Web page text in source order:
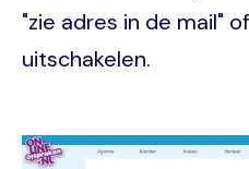
"zie adres in de mail"
uitschakelen.
Image